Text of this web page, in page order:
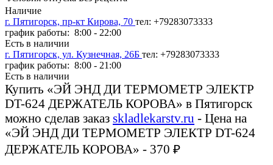
Наличие
г. Пятигорск, пр-кт Кирова, 70 тел: +79283073333
график работы: 8:00 - 22:00
Есть в наличии
г. Пятигорск, ул. Кузнечная, 26Б тел: +79283073333
график работы: 8:00 - 21:00
Есть в наличии
Купить «ЭЙ ЭНД ДИ ТЕРМОМЕТР ЭЛЕКТР
DT-624 ДЕРЖАТЕЛЬ КОРОВА» в Пятигорск
можно сделав заказ skladlekarstv.ru - Цена на
«ЭЙ ЭНД ДИ ТЕРМОМЕТР ЭЛЕКТР DT-624
ДЕРЖАТЕЛЬ КОРОВА» - 370 ₽